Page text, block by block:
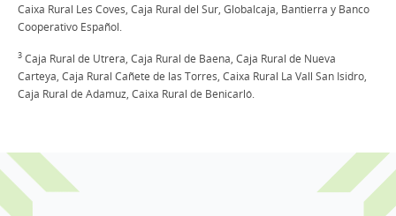
Caixa Rural Les Coves, Caja Rural del Sur, Globalcaja, Bantierra y Banco
Cooperativo Español.
3 Caja Rural de Utrera, Caja Rural de Baena, Caja Rural de Nueva
Carteya, Caja Rural Cañete de las Torres, Caixa Rural La Vall San Isidro,
Caja Rural de Adamuz, Caixa Rural de Benicarló.